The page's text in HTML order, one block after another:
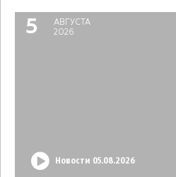
5
АВГУСТА
2026
Новости 05.08.2026